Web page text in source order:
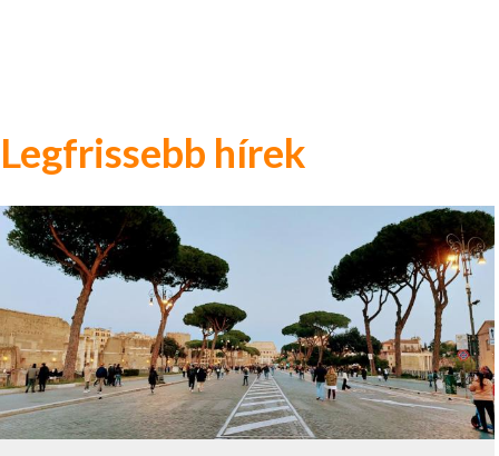
Legfrissebb hírek